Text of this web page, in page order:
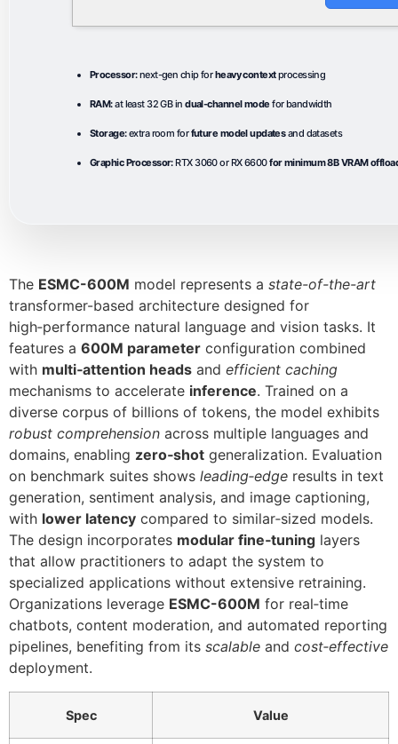
Processor:next-gen chip forheavy contextprocessing
RAM:at least 32 GB indual-channel mode for bandwidth
Storage:extra room forfuture model updatesand datasets
Graphic Processor:RTX 3060 or RX 6600for minimum 8B VRAM
The ESMC-600M model represents a state-of-the-art
transformer-based architecture designed for
high‑performance natural language and vision tasks. It
features a 600M parameter configuration combined
with multi‑attention heads and efficient caching
mechanisms to accelerate inference. Trained on a
diverse corpus of billions of tokens, the model exhibits
robust comprehension across multiple languages and
domains, enabling zero‑shot generalization. Evaluation
on benchmark suites shows leading‑edge results in text
generation, sentiment analysis, and image captioning,
with lower latency compared to similar‑sized models.
The design incorporates modular fine‑tuning layers
that allow practitioners to adapt the system to
specialized applications without extensive retraining.
Organizations leverage ESMC-600M for real‑time
chatbots, content moderation, and automated reporting
pipelines, benefiting from its scalable and cost‑effective
deployment.
Spec Value